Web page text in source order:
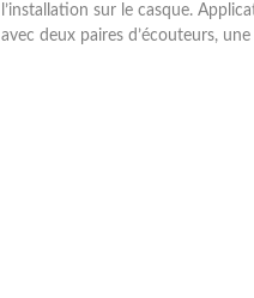
l’installation sur le casque.
avec deux paires d’écouteurs,